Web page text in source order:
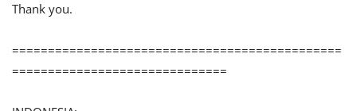
Thank you.
==============================================
==============================